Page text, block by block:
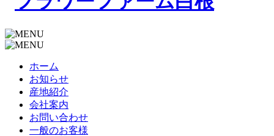
ホーム
お知らせ
産地紹介
会社案内
お問い合わせ
一般のお客様